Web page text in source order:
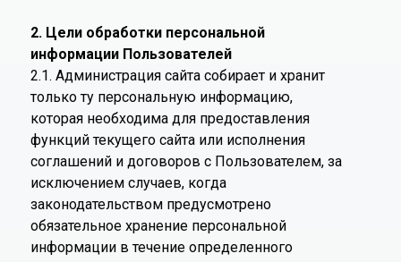
2. Цели обработки персональной
информации Пользователей
2.1. Администрация сайта собирает и хранит
только ту персональную информацию,
которая необходима для предоставления
функций текущего сайта или исполнения
соглашений и договоров с Пользователем, за
исключением случаев, когда
законодательством предусмотрено
обязательное хранение персональной
информации в течение определенного